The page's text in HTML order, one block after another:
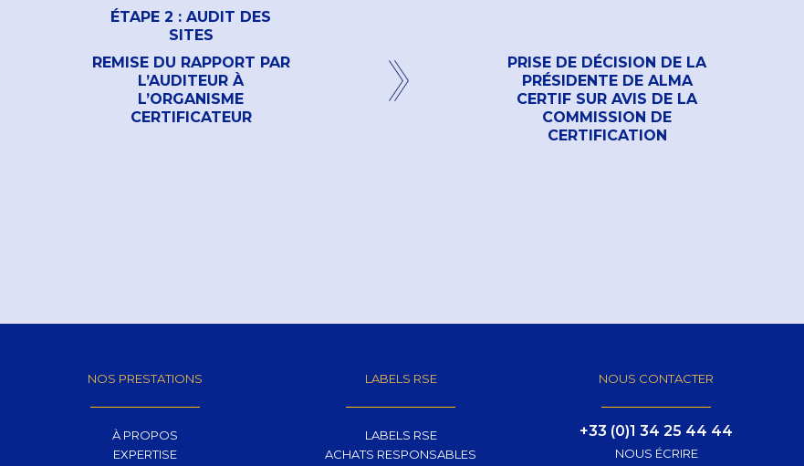
ÉTAPE 2 : AUDIT DES
SITES
REMISE DU RAPPORT PAR
L’AUDITEUR À
L’ORGANISME
CERTIFICATEUR
PRISE DE DÉCISION DE LA
PRÉSIDENTE DE ALMA
CERTIF SUR AVIS DE LA
COMMISSION DE
CERTIFICATION
NOS PRESTATIONS
À PROPOS
EXPERTISE
LABELS RSE
LABELS RSE
ACHATS RESPONSABLES
NOUS CONTACTER
+33 (0)1 34 25 44 44
NOUS ÉCRIRE